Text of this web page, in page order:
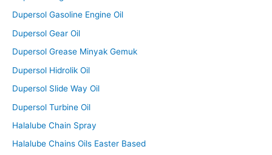
Dupersol Gasoline Engine Oil
Dupersol Gear Oil
Dupersol Grease Minyak Gemuk
Dupersol Hidrolik Oil
Dupersol Slide Way Oil
Dupersol Turbine Oil
Halalube Chain Spray
Halalube Chains Oils Easter Based